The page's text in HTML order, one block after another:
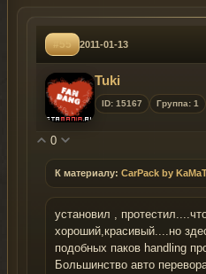
#55 2011-01-13
Tuki
ID: 15167 Группа: 1
0
К материалу: CarPack by
установил ,
хороший,красивый....но
подобных паков handling
Большинство авто